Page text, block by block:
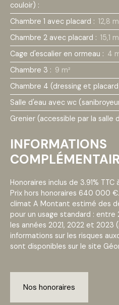
couloir) :
Chambre 1 avec placard : 12,8
Chambre 2 avec placard : 15,1
Cage d'escalier en ormeau : 4
Chambre 3 : 9 m²
Chambre 4 (dressing et
Salle d'eau avec wc
Grenier (accessible par la salle
INFORMATIONS
Honoraires inclus de 3.91%
Prix hors honoraires 640 000
climat A Montant estimé des
pour un usage standard :
les années 2021, 2022 et 2023
informations sur les risques
sont disponibles sur le site
Nos honoraires